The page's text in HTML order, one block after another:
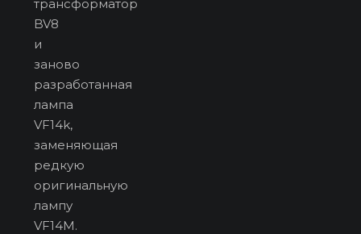
трансформатор
BV8
и
заново
разработанная
лампа
VF14k,
заменяющая
редкую
оригинальную
лампу
VF14M.